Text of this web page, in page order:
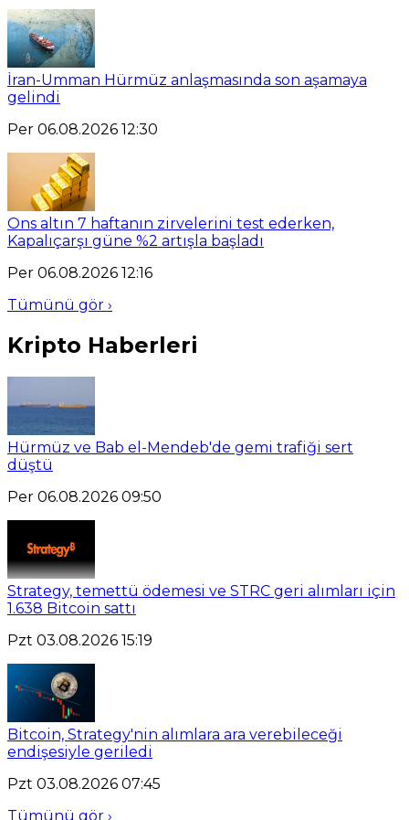
İran-Umman Hürmüz anlaşmasında son aşamaya
gelindi
Per 06.08.2026 12:30
Ons altın 7 haftanın zirvelerini test ederken,
Kapalıçarşı güne %2 artışla başladı
Per 06.08.2026 12:16
Tümünü gör ›
Kripto Haberleri
Hürmüz ve Bab el-Mendeb'de gemi trafiği sert
düştü
Per 06.08.2026 09:50
Strategy, temettü ödemesi ve STRC geri alımları için
1.638 Bitcoin sattı
Pzt 03.08.2026 15:19
Bitcoin, Strategy'nin alımlara ara verebileceği
endişesiyle geriledi
Pzt 03.08.2026 07:45
Tümünü gör ›